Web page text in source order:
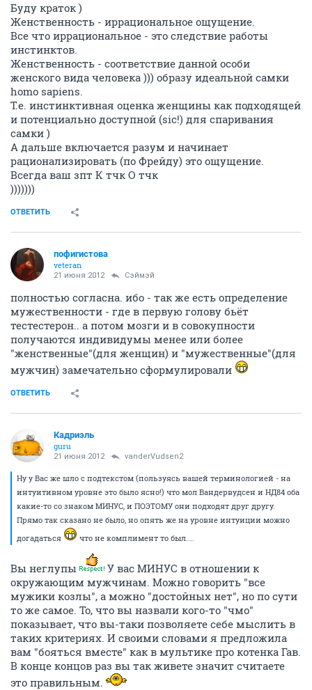
Буду краток )
Женственность - иррациональное ощущение.
Все что иррациональное - это следствие работы
инстинктов.
Женственность - соответствие данной особи
женского вида человека ))) образу идеальной самки
homo sapiens.
Т.е. инстинктивная оценка женщины как подходящей
и потенциально доступной (sic!) для спаривания
самки )
А дальше включается разум и начинает
рационализировать (по Фрейду) это ощущение.
Всегда ваш зпт К тчк О тчк
)))))))
ОТВЕТИТЬ
пофигистова
veteran
21 июня 2012 Сэймэй
полностью согласна. ибо - так же есть определение
мужественности - где в первую голову бьёт
тестестерон.. а потом мозги и в совокупности
получаются индивидумы менее или более
"женственные"(для женщин) и "мужественные"(для
мужчин) замечательно сформулировали
ОТВЕТИТЬ
Кадриэль
guru
21 июня 2012 vanderVudsen2
Ну у Вас же шло с подтекстом (пользуясь вашей терминологией - на
интуитивном уровне это было ясно!) что мол Вандервудсен и НД84 оба
какие-то со знаком МИНУС, и ПОЭТОМУ они подходят друг другу.
Прямо так сказано не было, но опять же на уровне интуиции можно
догадаться
что не комплимент то был....
Вы неглупы
У вас МИНУС в отношении к
окружающим мужчинам. Можно говорить "все
мужики козлы", а можно "достойных нет", но по сути
то же самое. То, что вы назвали кого-то "чмо"
показывает, что вы-таки позволяете себе мыслить в
таких критериях. И своими словами я предложила
вам "бояться вместе" как в мультике про котенка Гав.
В конце концов раз вы так живете значит считаете
это правильным.